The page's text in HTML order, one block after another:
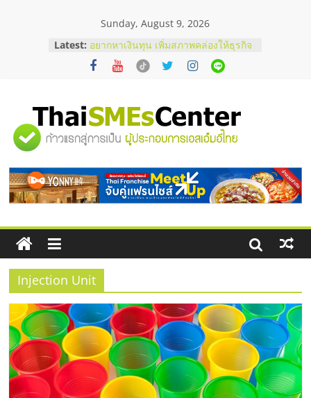
Sunday, August 9, 2026
Latest: อยากหาเงินทุน เพิ่มสภาพคล่องให้ธุรกิจ
เริ่มยังไงให้ผ่านฉลุย
สัมมนาออนไลน์ โอกาสบริหารสถานี
ThaiFranchise Meet Up จับคู่แฟรน
ไชส์ ครั้งที่ 8
ร้านเครื่องเสียงคุณภาพสูง พร้อม
บริษัท Cybersecurity ในไทยที่ไหนดี?
วิธีเลือกผู้ให้บริการให้คุ้มค่าและตอบ
โจทย์ธุรกิจ
"ศูนย์
รวม
ข้อมูล
ธุรกิจ
SME
แห่ง
ประเทศไทย,
Injection Unit